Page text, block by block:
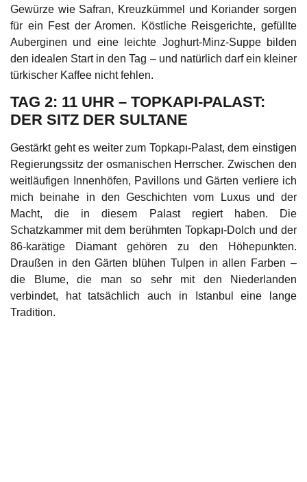
Gewürze wie Safran, Kreuzkümmel und Koriander sorgen
für ein Fest der Aromen. Köstliche Reisgerichte, gefüllte
Auberginen und eine leichte Joghurt-Minz-Suppe bilden
den idealen Start in den Tag – und natürlich darf ein kleiner
türkischer Kaffee nicht fehlen.
TAG 2: 11 UHR – TOPKAPI-PALAST:
DER SITZ DER SULTANE
Gestärkt geht es weiter zum Topkapı-Palast, dem einstigen
Regierungssitz der osmanischen Herrscher. Zwischen den
weitläufigen Innenhöfen, Pavillons und Gärten verliere ich
mich beinahe in den Geschichten vom Luxus und der
Macht, die in diesem Palast regiert haben. Die
Schatzkammer mit dem berühmten Topkapı-Dolch und der
86-karätige Diamant gehören zu den Höhepunkten.
Draußen in den Gärten blühen Tulpen in allen Farben –
die Blume, die man so sehr mit den Niederlanden
verbindet, hat tatsächlich auch in Istanbul eine lange
Tradition.